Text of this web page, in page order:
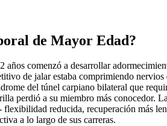
de Mayor Edad?
comenzó a desarrollar
de jalar estaba comprimiendo
del túnel carpiano bilateral que
perdió a su miembro más conocedor.
reducida, recuperación más
a lo largo de sus carreras.